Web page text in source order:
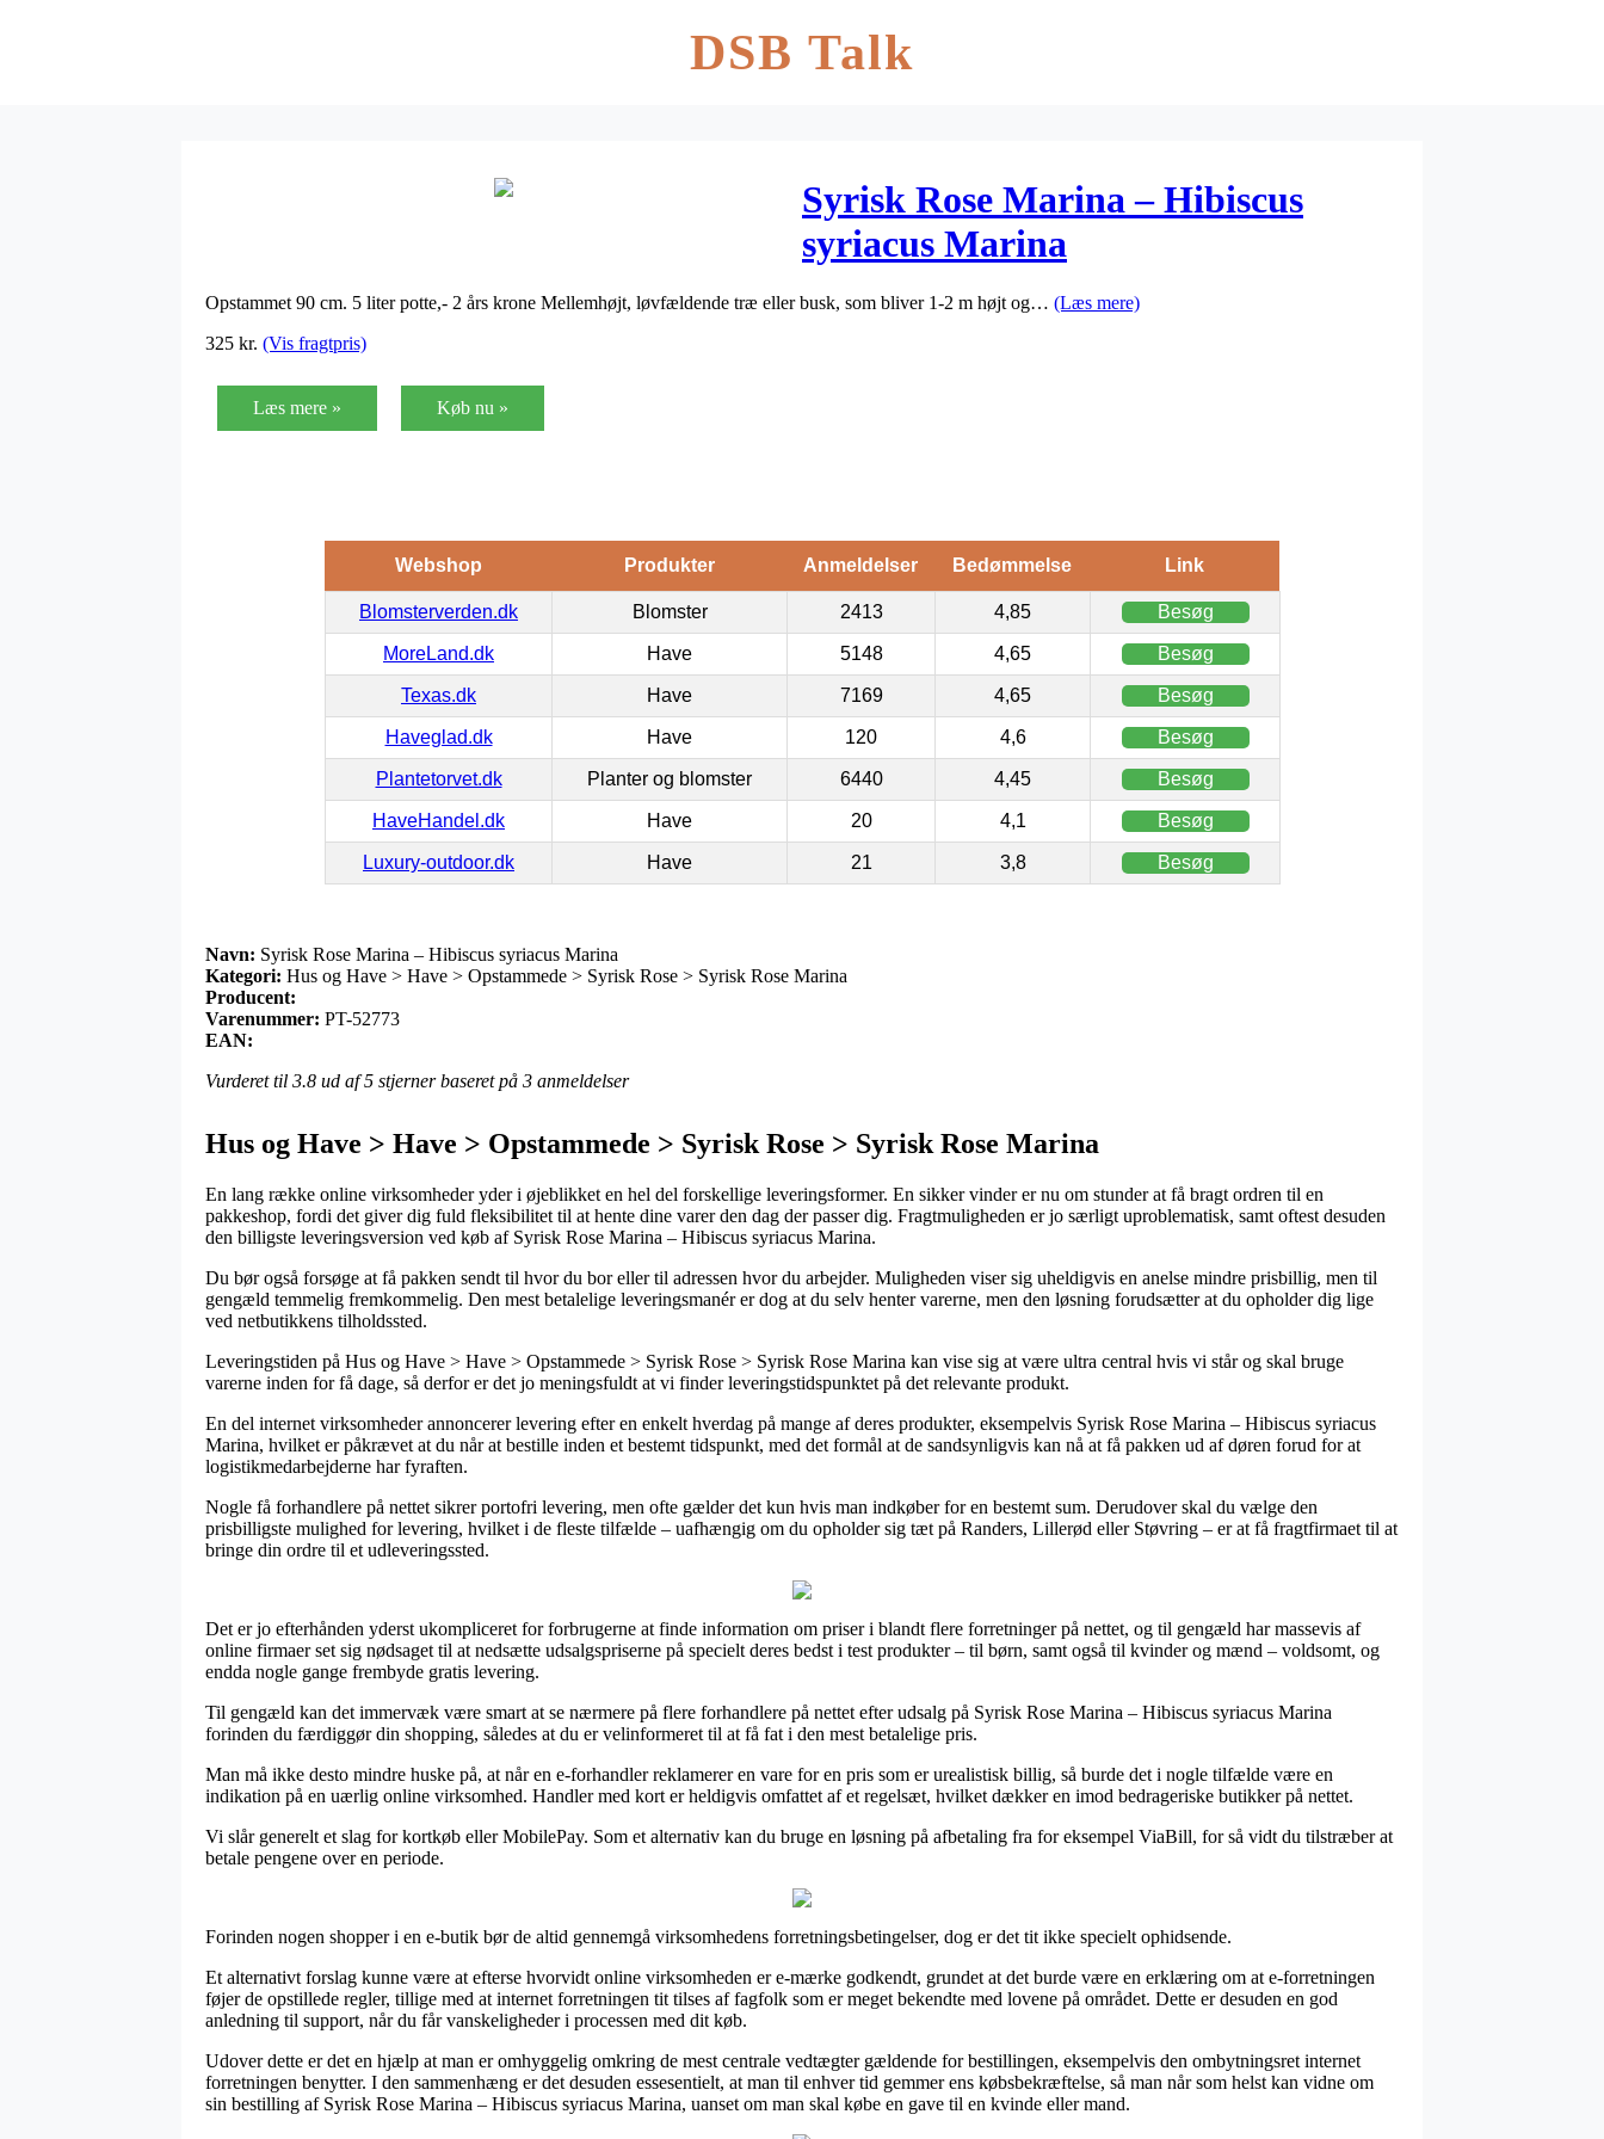
DSB Talk
Syrisk Rose Marina – Hibiscus
syriacus Marina
Opstammet 90 cm. 5 liter potte,- 2 års krone Mellemhøjt, løvfældende træ eller busk, som bliver 1-2 m højt og… (Læs mere)
325 kr. (Vis fragtpris)
Læs mere » Køb nu »
Webshop Produkter Anmeldelser Bedømmelse Link
Blomsterverden.dk Blomster 2413 4,85 Besøg
MoreLand.dk Have 5148 4,65 Besøg
Texas.dk Have 7169 4,65 Besøg
Haveglad.dk Have 120 4,6 Besøg
Plantetorvet.dk Planter og blomster 6440 4,45 Besøg
HaveHandel.dk Have 20 4,1 Besøg
Luxury-outdoor.dk Have 21 3,8 Besøg
Navn: Syrisk Rose Marina – Hibiscus syriacus Marina
Kategori: Hus og Have > Have > Opstammede > Syrisk Rose > Syrisk Rose Marina
Producent:
Varenummer: PT-52773
EAN:
Vurderet til 3.8 ud af 5 stjerner baseret på 3 anmeldelser
Hus og Have > Have > Opstammede > Syrisk Rose > Syrisk Rose Marina
En lang række online virksomheder yder i øjeblikket en hel del forskellige leveringsformer. En sikker vinder er nu om stunder at få bragt ordren til en
pakkeshop, fordi det giver dig fuld fleksibilitet til at hente dine varer den dag der passer dig. Fragtmuligheden er jo særligt uproblematisk, samt oftest desuden
den billigste leveringsversion ved køb af Syrisk Rose Marina – Hibiscus syriacus Marina.
Du bør også forsøge at få pakken sendt til hvor du bor eller til adressen hvor du arbejder. Muligheden viser sig uheldigvis en anelse mindre prisbillig, men til
gengæld temmelig fremkommelig. Den mest betalelige leveringsmanér er dog at du selv henter varerne, men den løsning forudsætter at du opholder dig lige
ved netbutikkens tilholdssted.
Leveringstiden på Hus og Have > Have > Opstammede > Syrisk Rose > Syrisk Rose Marina kan vise sig at være ultra central hvis vi står og skal bruge
varerne inden for få dage, så derfor er det jo meningsfuldt at vi finder leveringstidspunktet på det relevante produkt.
En del internet virksomheder annoncerer levering efter en enkelt hverdag på mange af deres produkter, eksempelvis Syrisk Rose Marina – Hibiscus syriacus
Marina, hvilket er påkrævet at du når at bestille inden et bestemt tidspunkt, med det formål at de sandsynligvis kan nå at få pakken ud af døren forud for at
logistikmedarbejderne har fyraften.
Nogle få forhandlere på nettet sikrer portofri levering, men ofte gælder det kun hvis man indkøber for en bestemt sum. Derudover skal du vælge den
prisbilligste mulighed for levering, hvilket i de fleste tilfælde – uafhængig om du opholder sig tæt på Randers, Lillerød eller Støvring – er at få fragtfirmaet til at
bringe din ordre til et udleveringssted.
Det er jo efterhånden yderst ukompliceret for forbrugerne at finde information om priser i blandt flere forretninger på nettet, og til gengæld har massevis af
online firmaer set sig nødsaget til at nedsætte udsalgspriserne på specielt deres bedst i test produkter – til børn, samt også til kvinder og mænd – voldsomt, og
endda nogle gange frembyde gratis levering.
Til gengæld kan det immervæk være smart at se nærmere på flere forhandlere på nettet efter udsalg på Syrisk Rose Marina – Hibiscus syriacus Marina
forinden du færdiggør din shopping, således at du er velinformeret til at få fat i den mest betalelige pris.
Man må ikke desto mindre huske på, at når en e-forhandler reklamerer en vare for en pris som er urealistisk billig, så burde det i nogle tilfælde være en
indikation på en uærlig online virksomhed. Handler med kort er heldigvis omfattet af et regelsæt, hvilket dækker en imod bedrageriske butikker på nettet.
Vi slår generelt et slag for kortkøb eller MobilePay. Som et alternativ kan du bruge en løsning på afbetaling fra for eksempel ViaBill, for så vidt du tilstræber at
betale pengene over en periode.
Forinden nogen shopper i en e-butik bør de altid gennemgå virksomhedens forretningsbetingelser, dog er det tit ikke specielt ophidsende.
Et alternativt forslag kunne være at efterse hvorvidt online virksomheden er e-mærke godkendt, grundet at det burde være en erklæring om at e-forretningen
føjer de opstillede regler, tillige med at internet forretningen tit tilses af fagfolk som er meget bekendte med lovene på området. Dette er desuden en god
anledning til support, når du får vanskeligheder i processen med dit køb.
Udover dette er det en hjælp at man er omhyggelig omkring de mest centrale vedtægter gældende for bestillingen, eksempelvis den ombytningsret internet
forretningen benytter. I den sammenhæng er det desuden essesentielt, at man til enhver tid gemmer ens købsbekræftelse, så man når som helst kan vidne om
sin bestilling af Syrisk Rose Marina – Hibiscus syriacus Marina, uanset om man skal købe en gave til en kvinde eller mand.